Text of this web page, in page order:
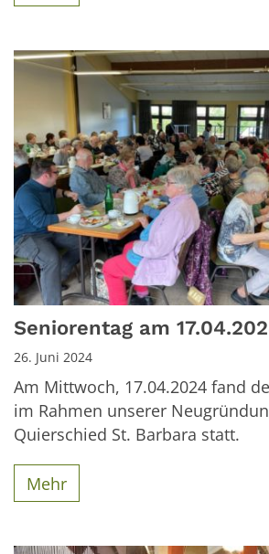
Seniorentag am
26. Juni 2024
Am Mittwoch, 17.04.2024 fand
im Rahmen unserer
Quierschied St. Barbara statt.
Mehr